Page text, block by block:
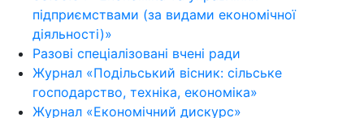
підприємствами (за видами економічної
діяльності)»
Разові спеціалізовані вчені ради
Журнал «Подільський вісник: сільське
господарство, техніка, економіка»
Журнал «Економічний дискурс»